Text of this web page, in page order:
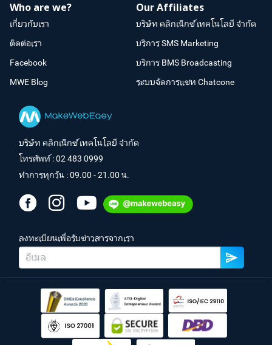
Who are we?
เกี่ยวกับเรา
ติดต่อเรา
Facebook
MWE Blog
Our Affiliates
บริษัท คลิกเน็กซ์ เทคโนโลยี จำกัด
บริการ SMS Marketing
บริการ BMS Broadcasting
ระบบจัดการแชท Chatcone
บริษัท คลิกเน็กซ์ เทคโนโลยี จำกัด
โทรศัพท์ :02 483 0999
ทำการทุกวัน : 09.00 - 21.00 น.
ลงทะเบียนเพื่อรับข่าวสารจากเรา